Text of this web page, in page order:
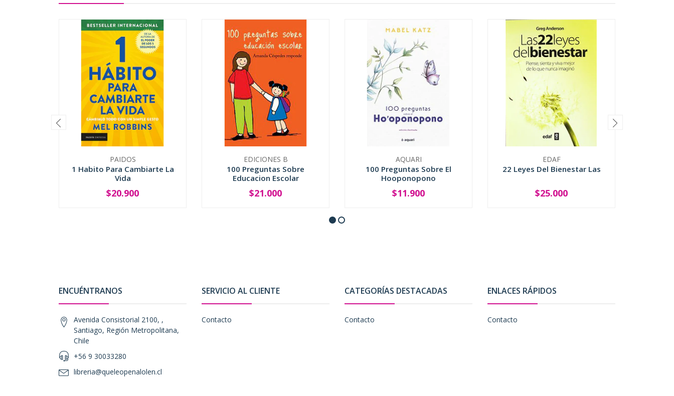
PAIDOS
1 Habito Para Cambiarte La
Vida
+
$20.900
EDICIONES B
100 Preguntas Sobre
Educacion Escolar
+
$21.000
AQUARI
100 Preguntas Sobre El
Hooponopono
+
$11.900
EDAF
22 Leyes Del Bienestar Las
+
$25.000
ENCUÉNTRANOS
Avenida Consistorial 2100, ,
Santiago, Región Metropolitana,
Chile
+56 9 30033280
libreria@queleopenalolen.cl
SERVICIO AL CLIENTE
Contacto
CATEGORÍAS DESTACADAS
Contacto
ENLACES RÁPIDOS
Contacto